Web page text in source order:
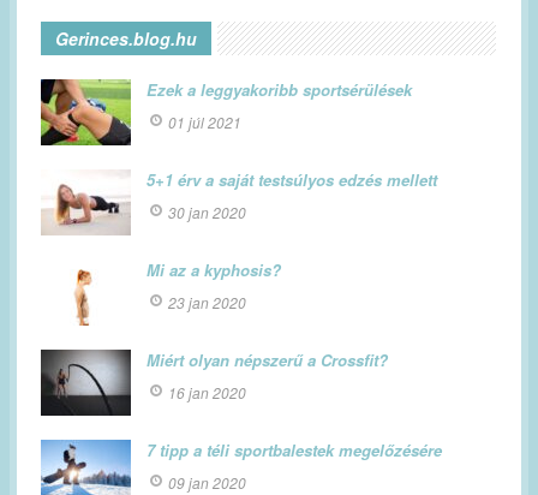
Gerinces.blog.hu
Ezek a leggyakoribb sportsérülések
01 júl 2021
5+1 érv a saját testsúlyos edzés mellett
30 jan 2020
Mi az a kyphosis?
23 jan 2020
Miért olyan népszerű a Crossfit?
16 jan 2020
7 tipp a téli sportbalestek megelőzésére
09 jan 2020